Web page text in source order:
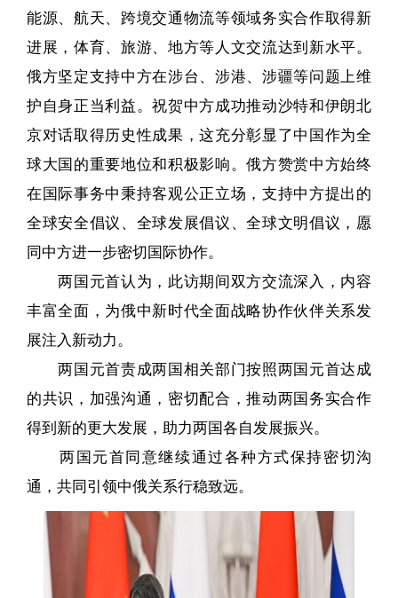
能源、航天、跨境交通物流等领域务实合作取得新
进展，体育、旅游、地方等人文交流达到新水平。
俄方坚定支持中方在涉台、涉港、涉疆等问题上维
护自身正当利益。祝贺中方成功推动沙特和伊朗北
京对话取得历史性成果，这充分彰显了中国作为全
球大国的重要地位和积极影响。俄方赞赏中方始终
在国际事务中秉持客观公正立场，支持中方提出的
全球安全倡议、全球发展倡议、全球文明倡议，愿
同中方进一步密切国际协作。
两国元首认为，此访期间双方交流深入，内容
丰富全面，为俄中新时代全面战略协作伙伴关系发
展注入新动力。
两国元首责成两国相关部门按照两国元首达成
的共识，加强沟通，密切配合，推动两国务实合作
得到新的更大发展，助力两国各自发展振兴。
两国元首同意继续通过各种方式保持密切沟
通，共同引领中俄关系行稳致远。